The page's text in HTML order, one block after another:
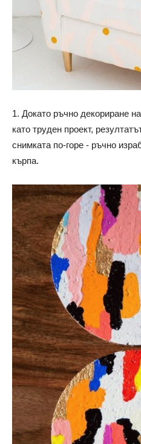
1. Докато ръчно декориране
като труден проект,
снимката по-горе - ръчно
кърпа.